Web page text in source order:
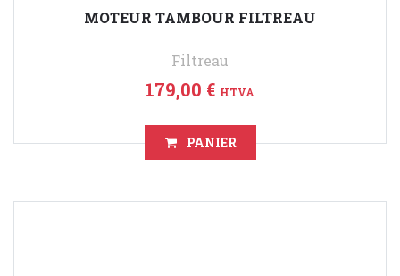
MOTEUR TAMBOUR FILTREAU
Filtreau
179,00 € HTVA
PANIER